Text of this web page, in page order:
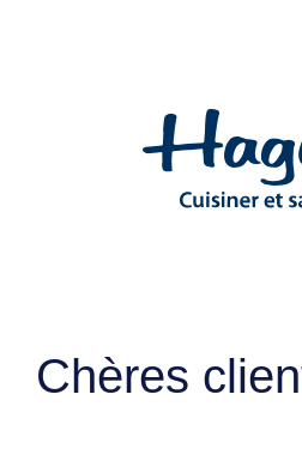
Chères